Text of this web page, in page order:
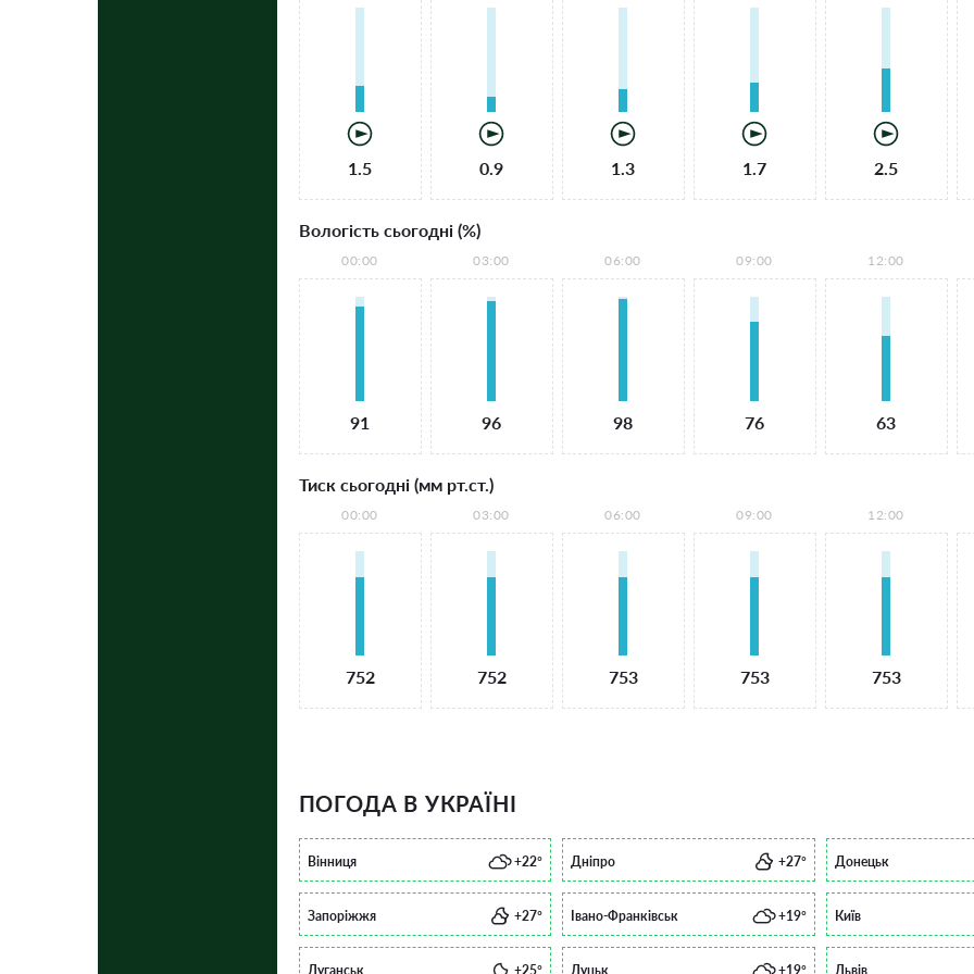
1.5 0.9 1.3 1.7 2.5
Вологість сьогодні (%)
00:00
91
03:00
96
06:00
98
09:00
76
12:00
63
Тиск сьогодні (мм рт.ст.)
00:00
752
03:00
752
06:00
753
09:00
753
12:00
753
ПОГОДА В УКРАЇНІ
Вінниця +22° Дніпро +27° Донецьк
Запоріжжя +27° Івано-Франківськ +19° Київ
Луганськ +25° Луцьк +19° Львів